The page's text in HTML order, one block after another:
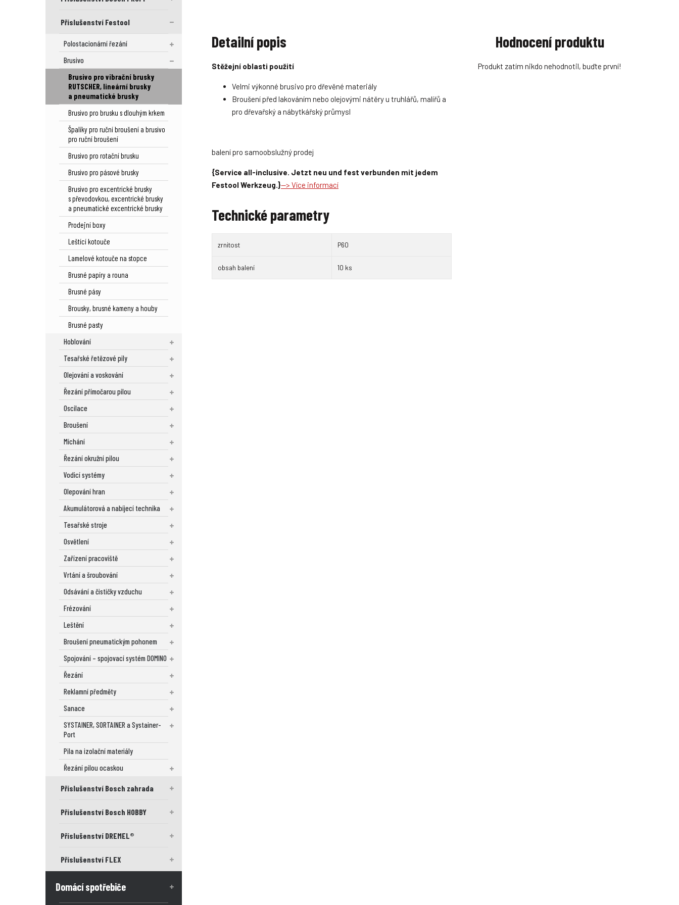
Detailní popis
Stěžejní oblasti použití
Velmi výkonné brusivo pro dřevěné materiály
Broušení před lakováním nebo olejovými nátěry u truhlářů, malířů a
pro dřevařský a nábytkářský průmysl
balení pro samoobslužný prodej
{Service all-inclusive. Jetzt neu und fest verbunden mit jedem
Festool Werkzeug.}--> Více informací
Technické parametry
zrnitost P60
obsah balení 10 ks
Hodnocení produktu
Produkt zatím nikdo nehodnotil, buďte první!
Příslušenství Festool
Polostacionární řezání
Brusivo
Brusivo pro vibrační brusky
RUTSCHER, lineární brusky
a pneumatické brusky
Brusivo pro brusku s dlouhým krkem
Špalíky pro ruční broušení a brusivo
pro ruční broušení
Brusivo pro rotační brusku
Brusivo pro pásové brusky
Brusivo pro excentrické brusky
s převodovkou, excentrické brusky
a pneumatické excentrické brusky
Prodejní boxy
Leštící kotouče
Lamelové kotouče na stopce
Brusné papíry a rouna
Brusné pásy
Brousky, brusné kameny a houby
Brusné pasty
Hoblování
Tesařské řetězové pily
Olejování a voskování
Řezání přímočarou pilou
Oscilace
Broušení
Míchání
Řezání okružní pilou
Vodicí systémy
Olepování hran
Akumulátorová a nabíjecí technika
Tesařské stroje
Osvětlení
Zařízení pracoviště
Vrtání a šroubování
Odsávání a čističky vzduchu
Frézování
Leštění
Broušení pneumatickým pohonem
Spojování – spojovací systém DOMINO
Řezání
Reklamní předměty
Sanace
SYSTAINER, SORTAINER a Systainer-
Port
Pila na izolační materiály
Řezání pilou ocaskou
Příslušenství Bosch zahrada
Příslušenství Bosch HOBBY
Příslušenství DREMEL®
Příslušenství FLEX
Domácí spotřebiče